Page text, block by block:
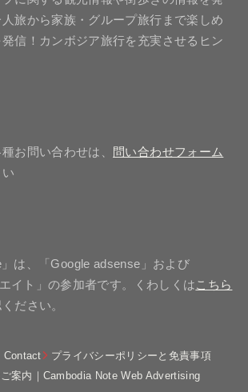
旅から家族・グループ旅行まで楽しめ
信！カンボジア旅行を充実させるヒン
お問い合わせは、
問い合わせフォーム
」は、「Google adsense」および
イト」の参加者です。くわしくはこちら
ださい。
Contact
プライバシーポリシーと免責事項
案内｜Cambodia Note Web Advertising